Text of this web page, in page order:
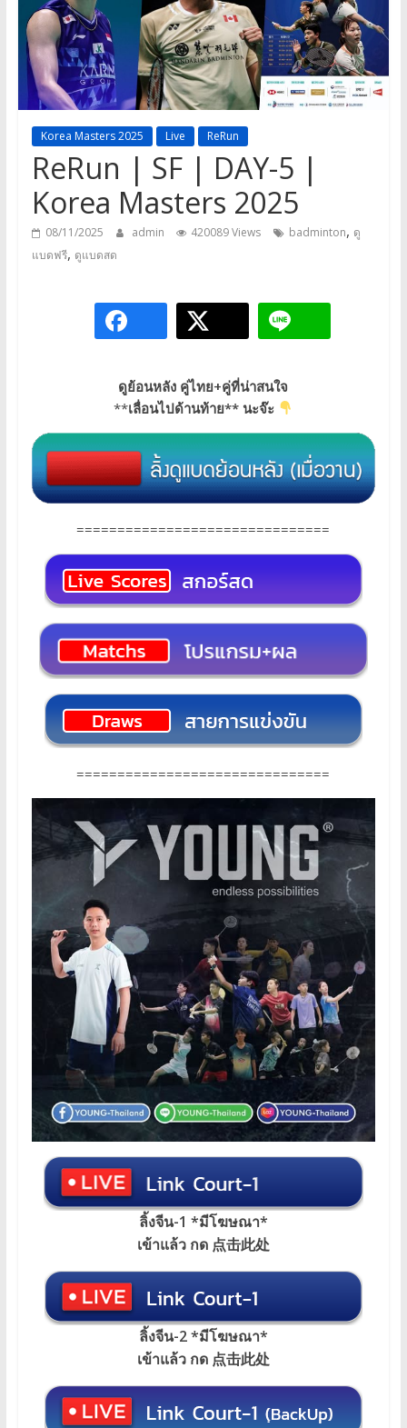
game,
It’s
my
life
Korea Masters 2025 Live ReRun
ReRun | SF | DAY-5 |
Korea Masters 2025
08/11/2025 admin 420089 Views badminton, ดู
แบดฟรี, ดูแบดสด
ดูย้อนหลัง คู่ไทย+คู่ที่น่าสนใจ
**เลื่อนไปด้านท้าย** นะจ๊ะ
===============================
===============================
ลิ้งจีน-1 *มีโฆษณา*
เข้าแล้ว กด 点击此处
ลิ้งจีน-2 *มีโฆษณา*
เข้าแล้ว กด 点击此处